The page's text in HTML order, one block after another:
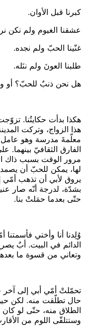
كبرنا قبل الأوان.
عشقنا الغيوم ولم نكن
غنّينا الحبّ ولم نجده.
طلبنا العونَ ولم ننَله.
هل نحن ذنبٌ للحبّ؟ أو
هكذا بدأت حكايتُنا.
هذا الزواج، وتركت
معلّمةَ مدرسة وهو عامل
الفارق الثقافيّ
مرور الوقت بسبب ذاك
لها، يمكن للحبّ أن
يروق لأبي أن تذهب أمّي
بشدّة، لدرجة أنّه صار
حتّى بعدما حمَلتْ بنا.
وُلِدنا أنا وأختي
الدائم في البيت. أبٌ
وتعاني من قسوة ما
تحمّلتْ أمّي أبي إلى آخر
حال تطلّقت منه. لكن
الطلاق منه، حتّى لو
وستتلقّى اللوم من